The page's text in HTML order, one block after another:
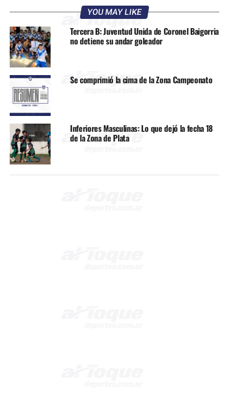
YOU MAY LIKE
Tercera B: Juventud Unida de Coronel Baigorria
no detiene su andar goleador
Se comprimió la cima de la Zona Campeonato
Inferiores Masculinas: Lo que dejó la fecha 18
de la Zona de Plata